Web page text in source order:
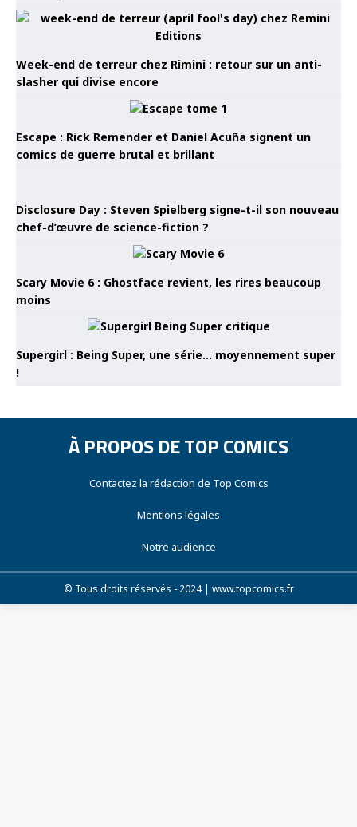
Week-end de terreur chez Rimini : retour sur un anti-
slasher qui divise encore
Escape : Rick Remender et Daniel Acuña signent un
comics de guerre brutal et brillant
Disclosure Day : Steven Spielberg signe-t-il son nouveau
chef-d’œuvre de science-fiction ?
Scary Movie 6 : Ghostface revient, les rires beaucoup
moins
Supergirl : Being Super, une série… moyennement super
!
À PROPOS DE TOP COMICS
Contactez la rédaction de Top Comics
Mentions légales
Notre audience
© Tous droits réservés - 2024 | www.topcomics.fr